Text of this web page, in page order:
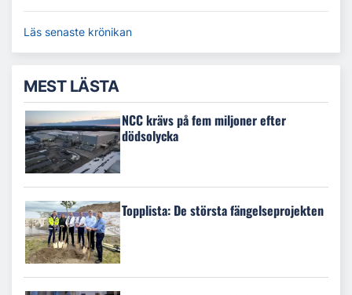
Läs senaste krönikan
MEST LÄSTA
NCC krävs på fem miljoner efter
dödsolycka
Topplista: De största fängelseprojekten